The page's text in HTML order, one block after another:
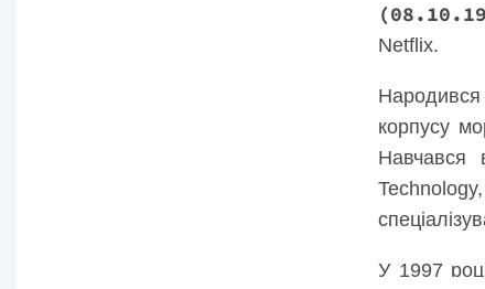
Netflix.
корпусу
Навчався
У 1997